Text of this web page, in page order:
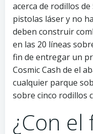
acerca de rodillos
pistolas láser y no
deben construir
en las 20 líneas
fin de entregar un
Cosmic Cash de el
cualquier parque
sobre cinco rodillos
¿Con el